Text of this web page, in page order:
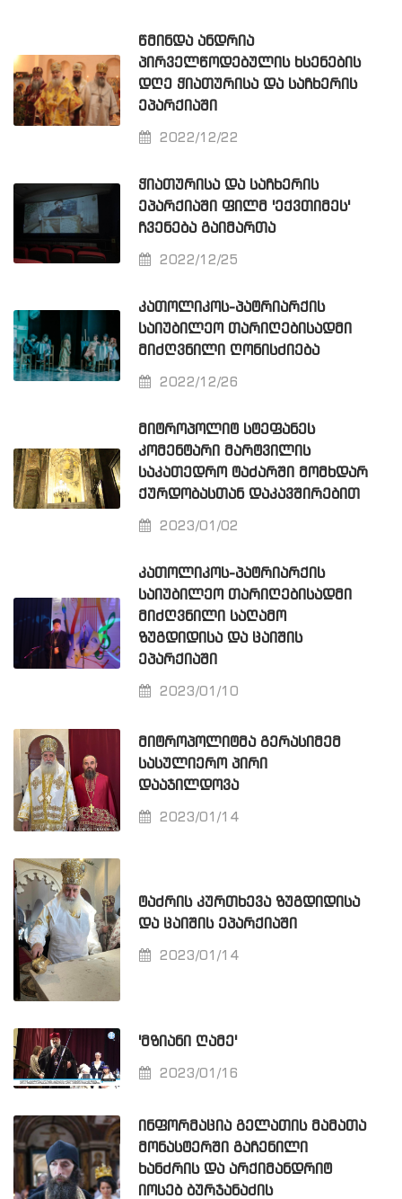
ᲬᲛᲘᲜᲓᲐ ᲐᲜᲓᲠᲘᲐ
ᲞᲘᲠᲕᲔᲚᲬᲝᲓᲔᲑᲣᲚᲘᲡ ᲮᲡᲔᲜᲔᲑᲘᲡ
ᲓᲦᲔ ᲭᲘᲐᲗᲣᲠᲘᲡᲐ ᲓᲐ ᲡᲐᲩᲮᲔᲠᲘᲡ
ᲔᲞᲐᲠᲥᲘᲐᲨᲘ
2022/12/22
ᲭᲘᲐᲗᲣᲠᲘᲡᲐ ᲓᲐ ᲡᲐᲩᲮᲔᲠᲘᲡ
ᲔᲞᲐᲠᲥᲘᲐᲨᲘ ᲤᲘᲚᲛ 'ᲔᲥᲕᲗᲘᲛᲔᲡ'
ᲩᲕᲔᲜᲔᲑᲐ ᲒᲐᲘᲛᲐᲠᲗᲐ
2022/12/25
ᲙᲐᲗᲝᲚᲘᲙᲝᲡ-ᲞᲐᲢᲠᲘᲐᲠᲥᲘᲡ
ᲡᲐᲘᲣᲑᲘᲚᲔᲝ ᲗᲐᲠᲘᲦᲔᲑᲘᲡᲐᲓᲛᲘ
ᲛᲘᲫᲦᲕᲜᲘᲚᲘ ᲦᲝᲜᲘᲡᲫᲘᲔᲑᲐ
2022/12/26
ᲛᲘᲢᲠᲝᲞᲝᲚᲘᲢ ᲡᲢᲔᲤᲐᲜᲔᲡ
ᲙᲝᲛᲔᲜᲢᲐᲠᲘ ᲛᲐᲠᲢᲕᲘᲚᲘᲡ
ᲡᲐᲙᲐᲗᲔᲓᲠᲝ ᲢᲐᲫᲐᲠᲨᲘ ᲛᲝᲛᲮᲓᲐᲠ
ᲥᲣᲠᲓᲝᲑᲐᲡᲗᲐᲜ ᲓᲐᲙᲐᲕᲨᲘᲠᲔᲑᲘᲗ
2023/01/02
ᲙᲐᲗᲝᲚᲘᲙᲝᲡ-ᲞᲐᲢᲠᲘᲐᲠᲥᲘᲡ
ᲡᲐᲘᲣᲑᲘᲚᲔᲝ ᲗᲐᲠᲘᲦᲔᲑᲘᲡᲐᲓᲛᲘ
ᲛᲘᲫᲦᲕᲜᲘᲚᲘ ᲡᲐᲦᲐᲛᲝ
ᲖᲣᲒᲓᲘᲓᲘᲡᲐ ᲓᲐ ᲪᲐᲘᲨᲘᲡ
ᲔᲞᲐᲠᲥᲘᲐᲨᲘ
2023/01/10
ᲛᲘᲢᲠᲝᲞᲝᲚᲘᲢᲛᲐ ᲒᲔᲠᲐᲡᲘᲛᲔᲛ
ᲡᲐᲡᲣᲚᲘᲔᲠᲝ ᲞᲘᲠᲘ
ᲓᲐᲐᲯᲘᲚᲓᲝᲕᲐ
2023/01/14
ᲢᲐᲫᲠᲘᲡ ᲙᲣᲠᲗᲮᲔᲕᲐ ᲖᲣᲒᲓᲘᲓᲘᲡᲐ
ᲓᲐ ᲪᲐᲘᲨᲘᲡ ᲔᲞᲐᲠᲥᲘᲐᲨᲘ
2023/01/14
'ᲛᲖᲘᲐᲜᲘ ᲦᲐᲛᲔ'
2023/01/16
ᲘᲜᲤᲝᲠᲛᲐᲪᲘᲐ ᲒᲔᲚᲐᲗᲘᲡ ᲛᲐᲛᲐᲗᲐ
ᲛᲝᲜᲐᲡᲢᲔᲠᲨᲘ ᲒᲐᲩᲔᲜᲘᲚᲘ
ᲮᲐᲜᲫᲠᲘᲡ ᲓᲐ ᲐᲠᲥᲘᲛᲐᲜᲓᲠᲘᲢ
ᲘᲝᲡᲔᲑ ᲑᲣᲠᲯᲐᲜᲐᲫᲘᲡ